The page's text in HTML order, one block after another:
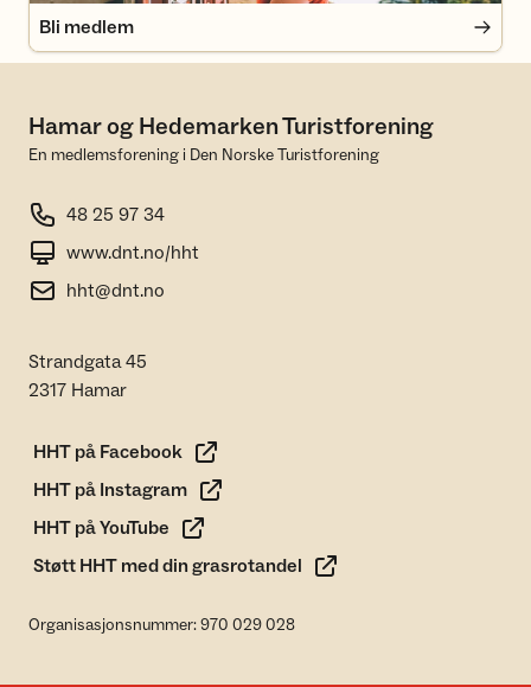
Bli medlem
Hamar og Hedemarken Turistforening
En medlemsforening i Den Norske Turistforening
48 25 97 34
www.dnt.no/hht
hht@dnt.no
Strandgata 45
2317 Hamar
HHT på Facebook
HHT på Instagram
HHT på YouTube
Støtt HHT med din grasrotandel
Organisasjonsnummer: 970 029 028